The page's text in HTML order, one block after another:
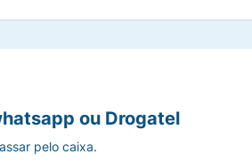
Mais durável que o plástico e
Tampa de rosca que evita
de manusear pelas mãos das
ou Drogatel
pelo caixa.